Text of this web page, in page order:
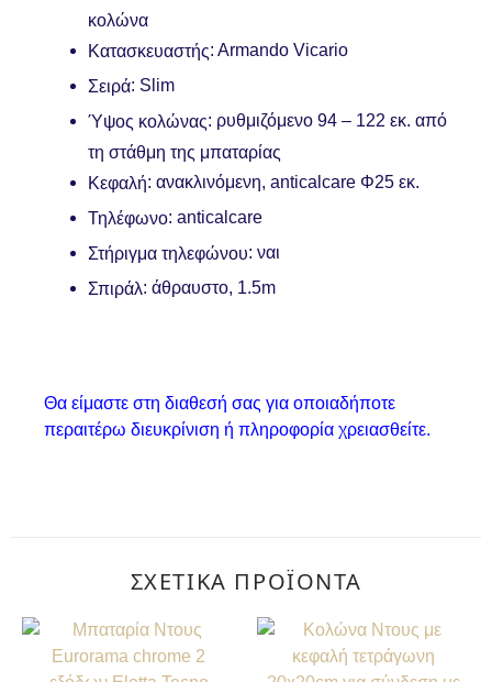
κολώνα
Κατασκευαστής: Armando Vicario
Σειρά: Slim
Ύψος κολώνας: ρυθμιζόμενο 94 – 122 εκ. από
τη στάθμη της μπαταρίας
Κεφαλή: ανακλινόμενη, anticalcare Φ25 εκ.
Τηλέφωνο: anticalcare
Στήριγμα τηλεφώνου: ναι
Σπιράλ: άθραυστο, 1.5m
Θα είμαστε στη διαθεσή σας για οποιαδήποτε
περαιτέρω διευκρίνιση ή πληροφορία χρειασθείτε.
ΣΧΕΤΙΚΆ ΠΡΟΪΌΝΤΑ